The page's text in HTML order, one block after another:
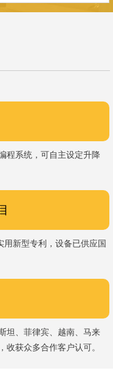
程系统，可自主设定升降
用新型专利，设备已供应国
坦、菲律宾、越南、马来
收获众多合作客户认可。